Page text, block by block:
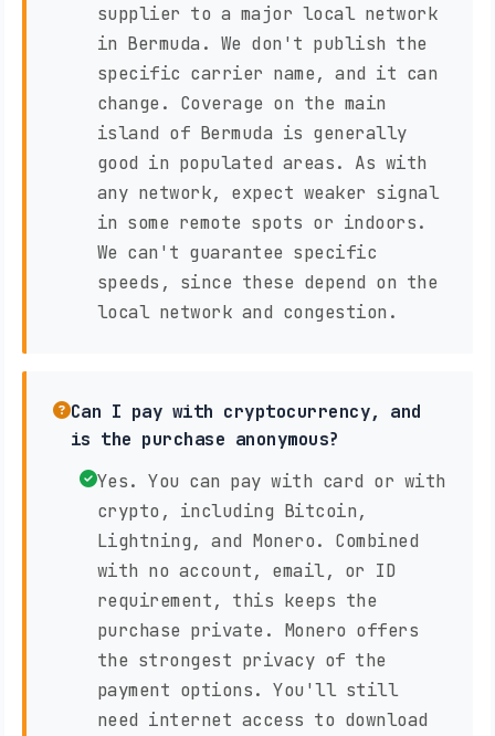
supplier to a major local network
in Bermuda. We don't publish the
specific carrier name, and it can
change. Coverage on the main
island of Bermuda is generally
good in populated areas. As with
any network, expect weaker signal
in some remote spots or indoors.
We can't guarantee specific
speeds, since these depend on the
local network and congestion.
Can I pay with cryptocurrency, and
is the purchase anonymous?
Yes. You can pay with card or with
crypto, including Bitcoin,
Lightning, and Monero. Combined
with no account, email, or ID
requirement, this keeps the
purchase private. Monero offers
the strongest privacy of the
payment options. You'll still
need internet access to download